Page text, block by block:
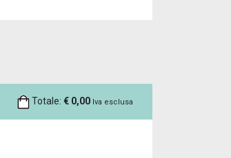
Totale:€ 0,00 Iva esclusa